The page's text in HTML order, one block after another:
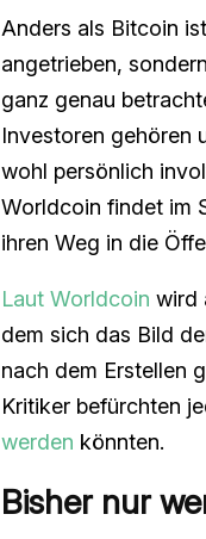
Anders als Bitcoin
angetrieben,
ganz genau
Investoren gehören
wohl persönlich
Worldcoin findet im
ihren Weg in die
Laut Worldcoin wird
dem sich das Bild
nach dem Erstellen
Kritiker befürchten
werden könnten.
Bisher nur